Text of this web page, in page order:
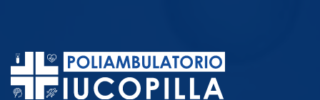
Proctologia